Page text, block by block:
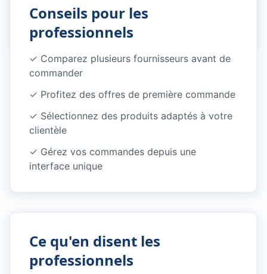
Conseils pour les
professionnels
✓ Comparez plusieurs fournisseurs avant de
commander
✓ Profitez des offres de première commande
✓ Sélectionnez des produits adaptés à votre
clientèle
✓ Gérez vos commandes depuis une
interface unique
Ce qu'en disent les
professionnels